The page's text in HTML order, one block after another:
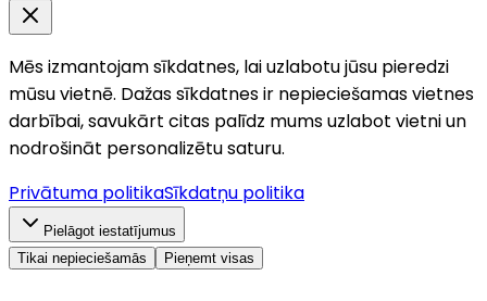
Mēs izmantojam sīkdatnes, lai uzlabotu jūsu pieredzi
mūsu vietnē. Dažas sīkdatnes ir nepieciešamas vietnes
darbībai, savukārt citas palīdz mums uzlabot vietni un
nodrošināt personalizētu saturu.
Privātuma politikaSīkdatņu politika
Pielāgot iestatījumus
Tikai nepieciešamās
Pieņemt visas